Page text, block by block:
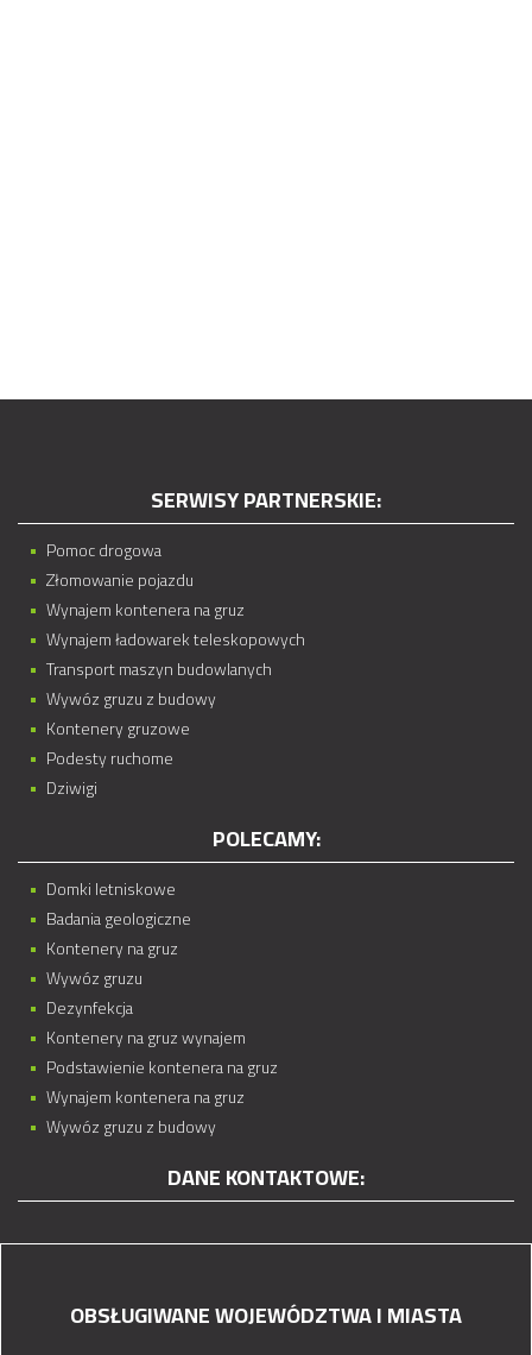
SERWISY PARTNERSKIE:
Pomoc drogowa
Złomowanie pojazdu
Wynajem kontenera na gruz
Wynajem ładowarek teleskopowych
Transport maszyn budowlanych
Wywóz gruzu z budowy
Kontenery gruzowe
Podesty ruchome
Dziwigi
POLECAMY:
Domki letniskowe
Badania geologiczne
Kontenery na gruz
Wywóz gruzu
Dezynfekcja
Kontenery na gruz wynajem
Podstawienie kontenera na gruz
Wynajem kontenera na gruz
Wywóz gruzu z budowy
DANE KONTAKTOWE:
OBSŁUGIWANE WOJEWÓDZTWA I MIASTA